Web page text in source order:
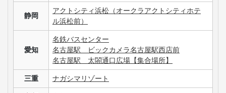
静岡
アクトシティ浜松（オークラアクトシティホテ
ル浜松前）
愛知
名鉄バスセンター
名古屋駅 ビックカメラ名古屋駅西店前
名古屋駅 太閤通口広場【集合場所】
三重 ナガシマリゾート